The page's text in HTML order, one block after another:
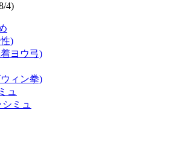
4)
)
ヨウ弓)
ィン拳)
ュ
ミュ